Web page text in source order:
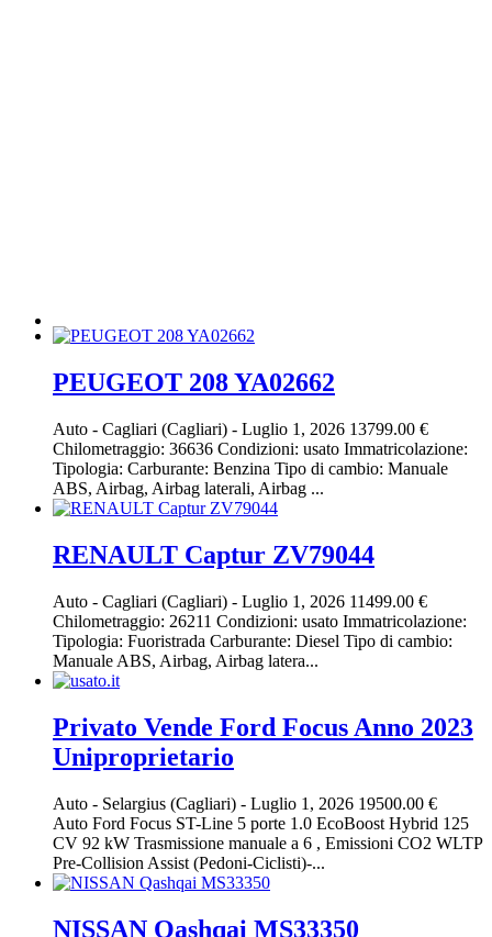
PEUGEOT 208 YA02662
Auto - Cagliari (Cagliari) - Luglio 1, 2026 13799.00 €
Chilometraggio: 36636 Condizioni: usato Immatricolazione:
Tipologia: Carburante: Benzina Tipo di cambio: Manuale
ABS, Airbag, Airbag laterali, Airbag ...
RENAULT Captur ZV79044
Auto - Cagliari (Cagliari) - Luglio 1, 2026 11499.00 €
Chilometraggio: 26211 Condizioni: usato Immatricolazione:
Tipologia: Fuoristrada Carburante: Diesel Tipo di cambio:
Manuale ABS, Airbag, Airbag latera...
Privato Vende Ford Focus Anno 2023
Uniproprietario
Auto - Selargius (Cagliari) - Luglio 1, 2026 19500.00 €
Auto Ford Focus ST-Line 5 porte 1.0 EcoBoost Hybrid 125
CV 92 kW Trasmissione manuale a 6 , Emissioni CO2 WLTP
Pre-Collision Assist (Pedoni-Ciclisti)-...
NISSAN Qashqai MS33350